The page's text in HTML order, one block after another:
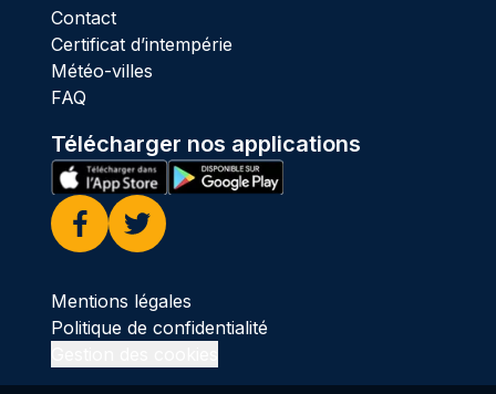
Contact
Certificat d’intempérie
Météo-villes
FAQ
Télécharger nos applications
Facebook
Twitter
Mentions légales
Politique de confidentialité